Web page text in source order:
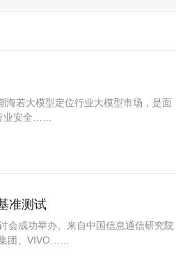
海若大模型定位行业大模型市场，是面
业安全……
准测试
会成功举办。来自中国信息通信研究院
团、VIVO……